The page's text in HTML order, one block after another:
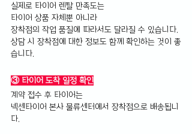
실제로 타이어 렌탈 만족도는
타이어 상품 자체뿐 아니라
장착점의 작업 품질에 따라서도 달라질 수 있습니다.
상담 시 장착점에 대한 정보도 함께 확인하는 것이 좋
습니다.
③ 타이어 도착 일정 확인
계약 접수 후 타이어는
넥센타이어 본사 물류센터에서 장착점으로 배송됩니
다.